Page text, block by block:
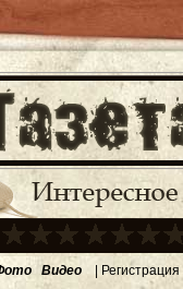
Видео | Регистрация